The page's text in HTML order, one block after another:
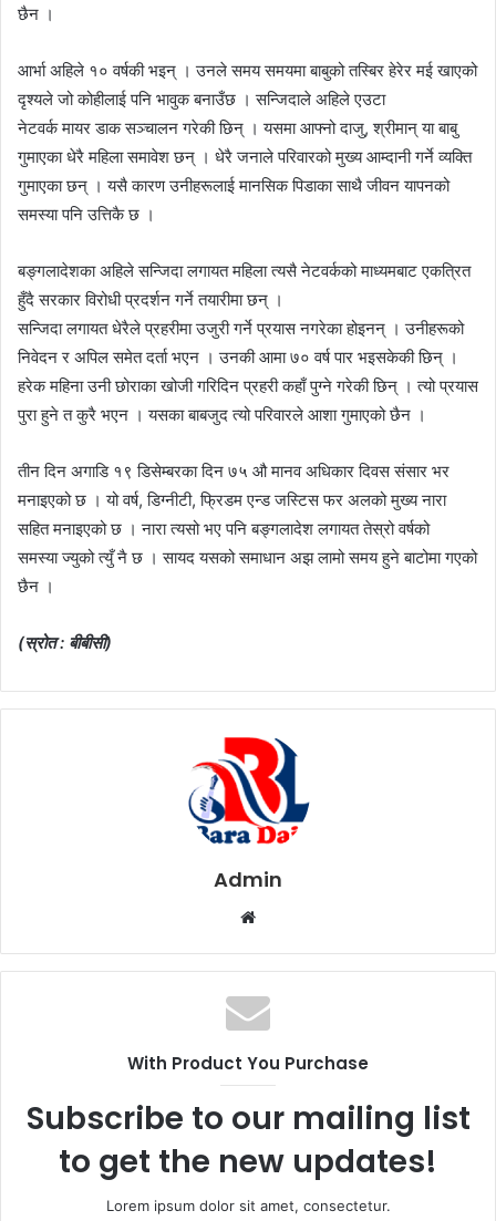
छैन ।
आर्भाअहिले १० वर्षकी भइन् । उनले समय समयमा बाबुको तस्बिर हेरेर मई खाएको
दृश्यले जो कोहीलाई पनि भावुक बनाउँछ ।सन्जिदाले अहिले एउटा
नेटवर्कमायरडाक सञ्चालन गरेकी छिन् । यसमा आफ्नो दाजु, श्रीमान् या बाबु
गुमाएका धेरै महिला समावेश छन् । धेरै जनाले परिवारको मुख्य आम्दानी गर्ने व्यक्ति
गुमाएका छन् । यसै कारण उनीहरूलाई मानसिकपिडाकासाथै जीवन यापनको
समस्या पनि उत्तिकै छ ।
बङ्गलादेशका अहिलेसन्जिदालगायत महिला त्यसै नेटवर्कको माध्यमबाट एकत्रित
हुँदै सरकार विरोधी प्रदर्शन गर्ने तयारीमा छन् ।
सन्जिदालगायत धेरैले प्रहरीमा उजुरी गर्ने प्रयास नगरेका होइनन् । उनीहरूको
निवेदन र अपिल समेत दर्ता भएन । उनकी आमा ७० वर्ष पार भइसकेकी छिन् ।
हरेक महिना उनी छोराका खोजी गरिदिन प्रहरी कहाँ पुग्ने गरेकी छिन् । त्यो प्रयास
पुरा हुने त कुरै भएन । यसका बाबजुद त्यो परिवारले आशा गुमाएको छैन ।
तीन दिन अगाडि१९ डिसेम्बरका दिन ७५ औ मानव अधिकार दिवस संसार भर
मनाइएको छ । यो वर्ष,डिग्नीटी, फ्रिडम एन्ड जस्टिस फर अलकोमुख्य नारा
सहित मनाइएको छ । नारा त्यसो भए पनि बङ्गलादेश लगायत तेस्रो वर्षको
समस्याज्युकोत्युँ नै छ । सायद यसको समाधान अझ लामो समय हुने बाटोमा गएको
छैन ।
(स्रोत : बीबीसी)
Admin
b
s
i
e
With Product You Purchase
Subscribe to our mailing list
to get the new updates!
Lorem ipsum dolor sit amet, consectetur.